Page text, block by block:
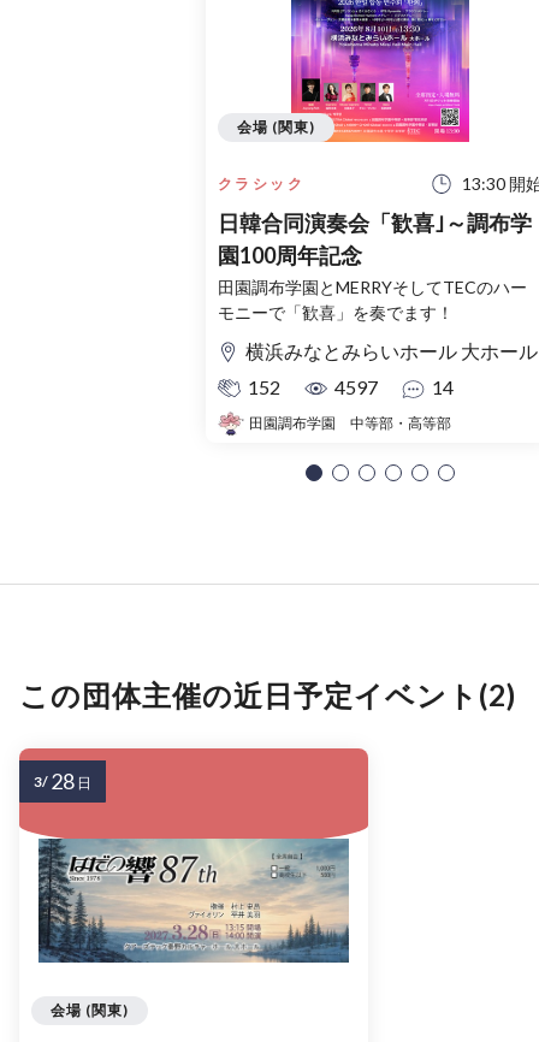
クラシック 13:30 開
日韓合同演奏会「歓喜｣～調布学
園100周年記念
田園調布学園とMERRYそしてTECのハー
モニーで「歓喜」を奏でます！
横浜みなとみらいホール 大ホール
152
4597 14
田園調布学園 中等部・高等部
会場 (関東)
この団体主催の近日予定イベント(2)
会場 (関東)
3/ 28 日